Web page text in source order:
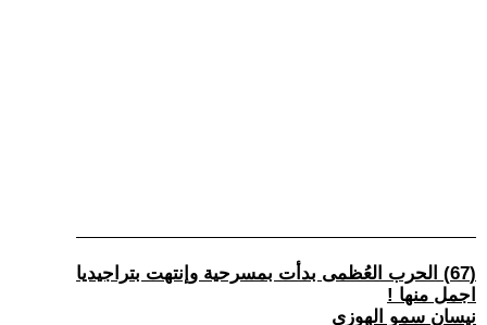
(67) الحرب العُظمى بدأت بمسرحية وإنتهت بتراجيديا
اجمل منها !
نيسان سمو الهوزي